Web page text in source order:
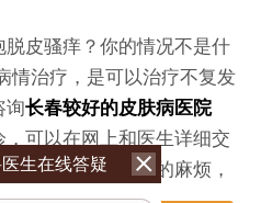
脱皮骚痒？你的情况不是什
情治疗，是可以治疗不复发
询长春较好的皮肤病医院
可以在网上和医生详细交
去到院排队就诊的麻烦，
生在线答疑